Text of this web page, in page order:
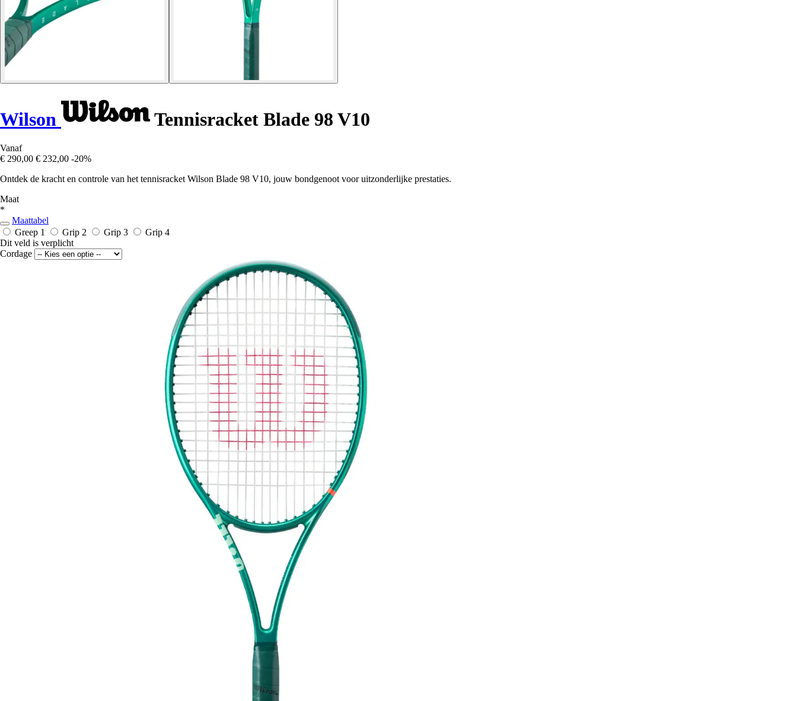
Wilson Tennisracket Blade 98 V10
Vanaf
€ 290,00 € 232,00 -20%
Ontdek de kracht en controle van het tennisracket Wilson Blade 98 V10, jouw bondgenoot voor uitzonderlijke prestaties.
Maat
*
Maattabel
Greep 1
Grip 2 Grip 3
Grip 4
Dit veld is verplicht
Cordage